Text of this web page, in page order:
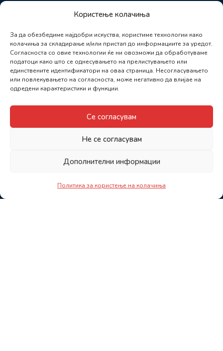
Користење колачиња
За да обезбедиме најдобри искуства, користиме технологии како
колачиња за складирање и/или пристап до информациите за уредот.
Согласноста со овие технологии ќе ни овозможи да обработуваме
податоци како што се однесувањето на прелистувањето или
единствените идентификатори на оваа страница. Несогласувањето
или повлекувањето на согласноста, може негативно да влијае на
одредени карактеристики и функции.
Се согласувам
Не се согласувам
Дополнителни информации
Политика за користење на колачиња